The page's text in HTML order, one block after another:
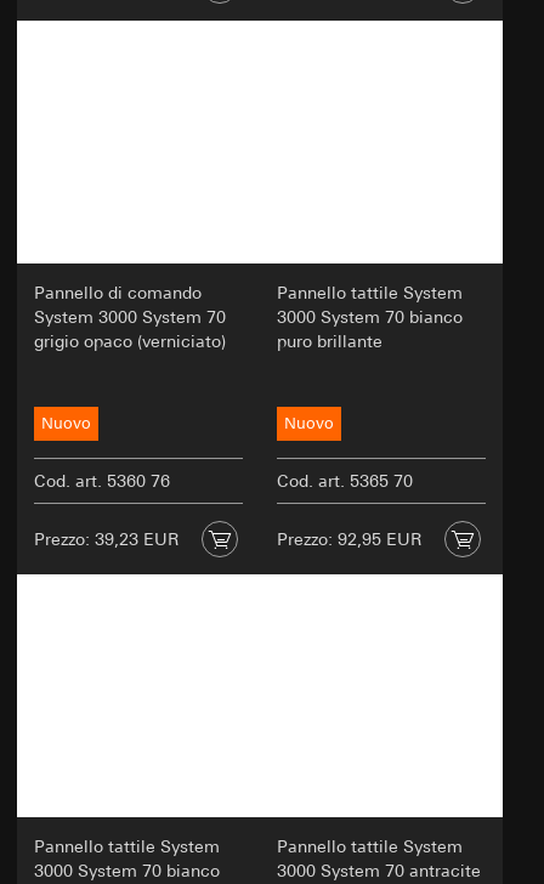
Pannello di comando
System 3000 System 70
grigio opaco (verniciato)
Nuovo
Cod. art. 5360 76
Prezzo: 39,23 EUR
Pannello tattile System
3000 System 70 bianco
puro brillante
Nuovo
Cod. art. 5365 70
Prezzo: 92,95 EUR
Pannello tattile System
3000 System 70 bianco
Pannello tattile System
3000 System 70 antracite
dell'utente
web
Destinatari:
operano in qualità di responsabili del
Trasferimento verso un paese terzo: Nessuno
Durata dei cookie: 30 e 90 giorni, ma al
massimo fino a 1 anno